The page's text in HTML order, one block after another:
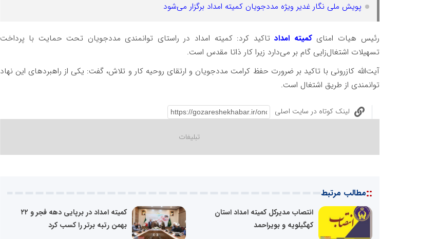
پویش ملی نگار غدیر ویژه مددجویان کمیته امداد برگزار می‌شود
رئیس هیات امنای کمیته امدادتاکید کرد: کمیته امداد در راستای توانمندی مددجویان تحت حمایت با پرداخت
تسهیلات اشتغال‌زایی گام بر می‌دارد زیرا کار ذاتا مقدس است.
آیت‌الله کازرونی با تاکید بر ضرورت حفظ کرامت مددجویان و ارتقای روحیه کار و تلاش، گفت: یکی از راهبردهای این نهاد
توانمندی از طریق اشتغال است.
لینک کوتاه در سایت اصلی
::مطالب مرتبط
انتصاب مدیرکل کمیته امداد استان
کهگیلویه و بویراحمد
کمیته امداد در برپایی دهه فجر و ۲۲
بهمن رتبه برتر را کسب کرد